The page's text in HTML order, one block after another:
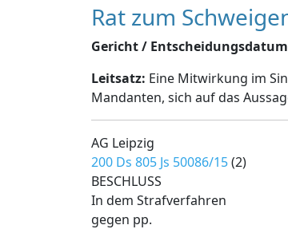
Rat zum
Gericht /
Leitsatz: Eine Mitwirkung im
Mandanten, sich auf das
AG Leipzig
200 Ds 805 Js 50086/15(2)
BESCHLUSS
In dem Strafverfahren
gegen pp.